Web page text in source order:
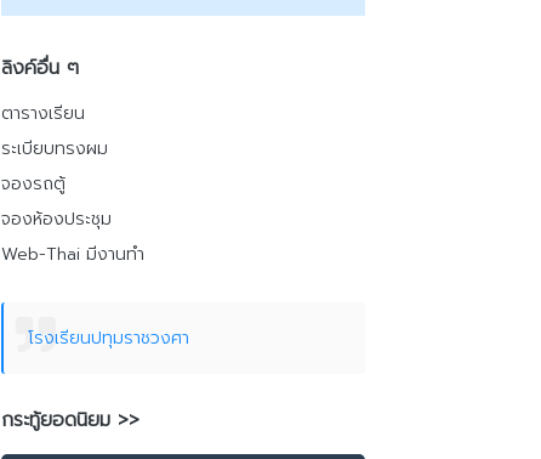
ลิงค์อื่น ๆ
ตารางเรียน
ระเบียบทรงผม
จองรถตู้
จองห้องประชุม
Web-Thai มีงานทำ
โรงเรียนปทุมราชวงศา
กระทู้ยอดนิยม >>